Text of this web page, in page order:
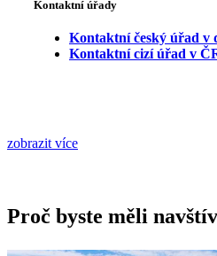
Kontaktní úřady
Kontaktní český úřad v
Kontaktní cizí úřad v
zobrazit více
Proč byste měli